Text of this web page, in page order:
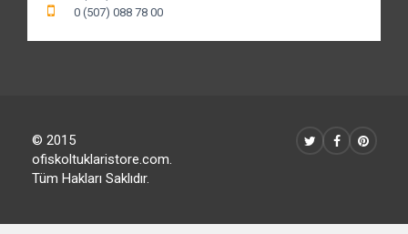
0 (216) 611 58 51
© 2015
ofiskoltuklaristore.com.